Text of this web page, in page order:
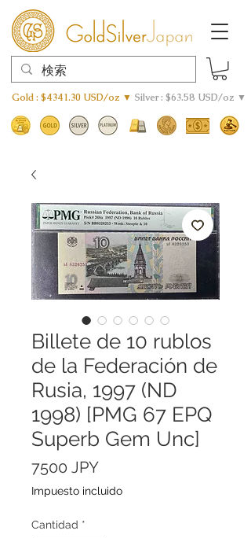
Gold : $4341.30 USD/oz ▼ Silver : $63.58 USD/oz ▼
Billete de 10 rublos
de la Federación de
Rusia, 1997 (ND
1998) [PMG 67 EPQ
Superb Gem Unc]
7500 JPYPrecio
Impuesto incluido
Cantidad *